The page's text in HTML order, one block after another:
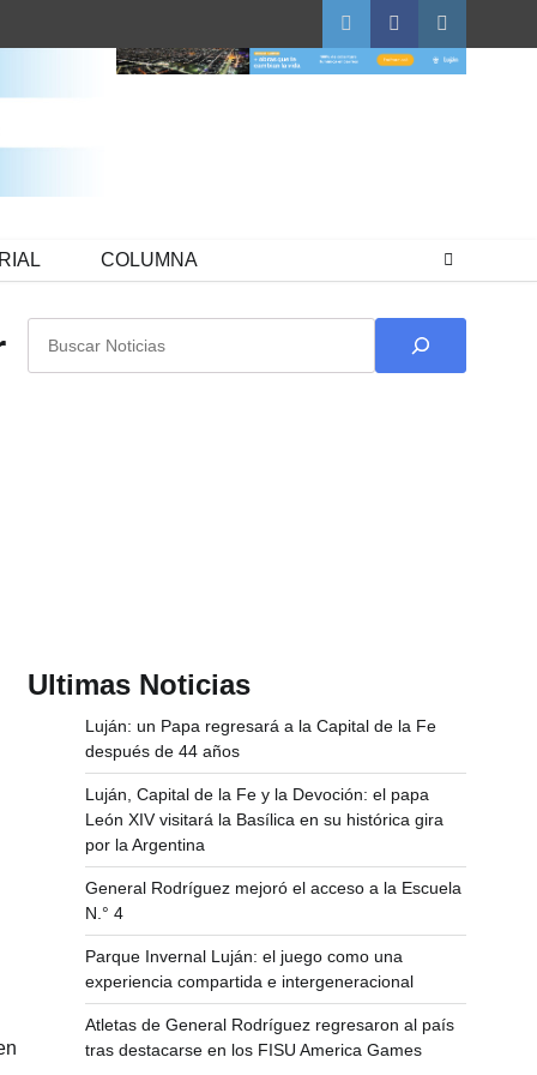
TwitterFacebookInstagram
COLUMNA
Ultimas Noticias
Luján: un Papa regresará a la Capital de la Fe
después de 44 años
Luján, Capital de la Fe y la Devoción: el papa
León XIV visitará la Basílica en su histórica gira
por la Argentina
General Rodríguez mejoró el acceso a la Escuela
N.° 4
Parque Invernal Luján: el juego como una
experiencia compartida e intergeneracional
Atletas de General Rodríguez regresaron al país
tras destacarse en los FISU America Games